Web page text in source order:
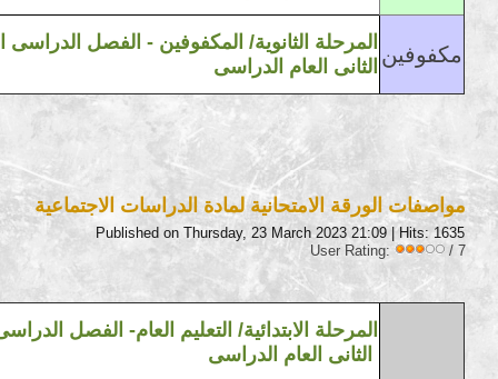
مكفوفين المرحلة الثانوية/ المكفوفين - الفصل الدراسى
الثانى العام الدراسى
مواصفات الورقة الامتحانية لمادة الدراسات الاجتماعية
Published on Thursday, 23 March 2023 21:09| Hits: 1635
User Rating:
/ 7
المرحلة الابتدائية/ التعليم العام- الفصل
الثانى العام الدراسى